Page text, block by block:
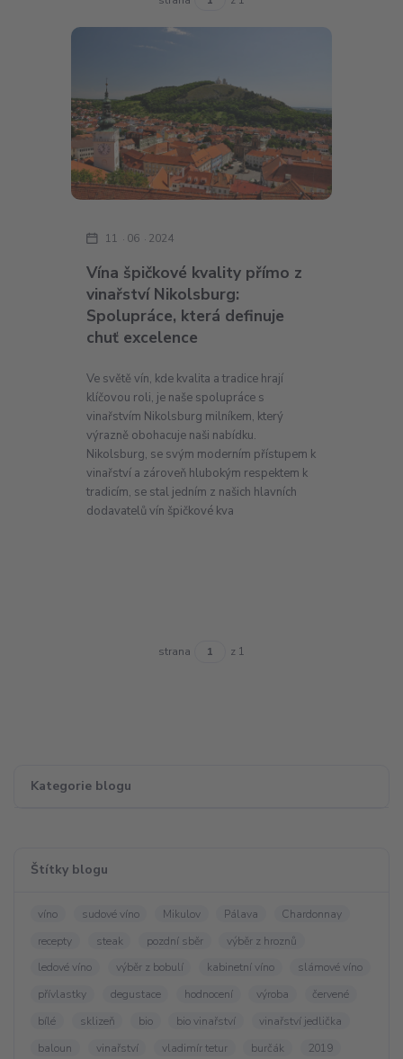
Kategorie blogu
Štítky blogu
víno sudové víno Mikulov Pálava
Chardonnay
recepty
steak pozdní sběr
výběr z hroznů
ledové víno
výběr z bobulí kabinetní víno
slámové víno
přívlastky
degustace hodnocení výroba
červené
bílé
sklizeň bio bio vinařství
vinařství jedlička
baloun
vinařství vladimír tetur burčák
2019
Vína špičkové kvality přímo z
vinařství Nikolsburg:
Spolupráce, která definuje
chuť excelence
11 06 2024
Ve světě vín, kde kvalita a tradice hrají
klíčovou roli, je naše spolupráce s
vinařstvím Nikolsburg milníkem, který
výrazně obohacuje naši nabídku.
Nikolsburg, se svým moderním přístupem k
vinařství a zároveň hlubokým respektem k
tradicím, se stal jedním z našich hlavních
dodavatelů vín špičkové kva
strana z 1